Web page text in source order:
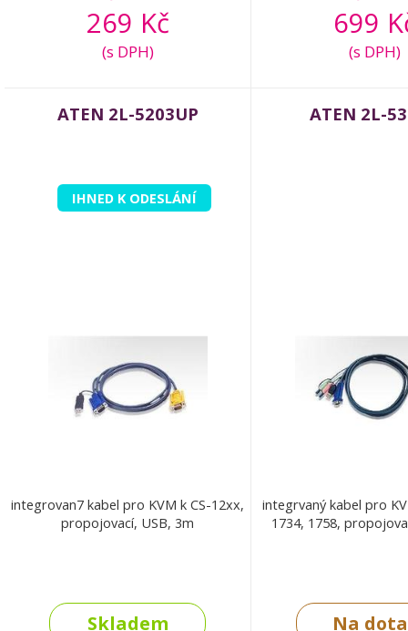
269 Kč
(s DPH)
699
(s DPH)
ATEN 2L-5203UP
IHNED K ODESLÁNÍ
integrovan7 kabel pro KVM k CS-12xx,
propojovací, USB, 3m
Skladem
ATEN 2L-
integrvaný kabel pro
1734, 1758,
Na